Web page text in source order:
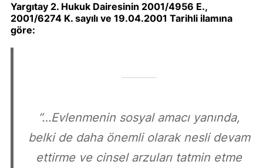
Yargıtay 2. Hukuk Dairesinin 2001/4956 E.,
2001/6274 K. sayılı ve 19.04.2001 Tarihli ilamına
göre:
“…Evlenmenin sosyal amacı yanında,
belki de daha önemli olarak nesli devam
ettirme ve cinsel arzuları tatmin etme